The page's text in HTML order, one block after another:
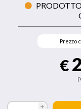
Prezzo
€
i